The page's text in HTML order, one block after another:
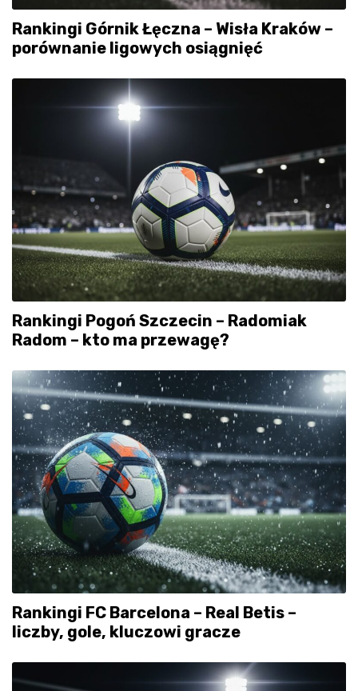
Rankingi Górnik Łęczna – Wisła Kraków –
porównanie ligowych osiągnięć
Rankingi Pogoń Szczecin – Radomiak
Radom – kto ma przewagę?
Rankingi FC Barcelona – Real Betis –
liczby, gole, kluczowi gracze